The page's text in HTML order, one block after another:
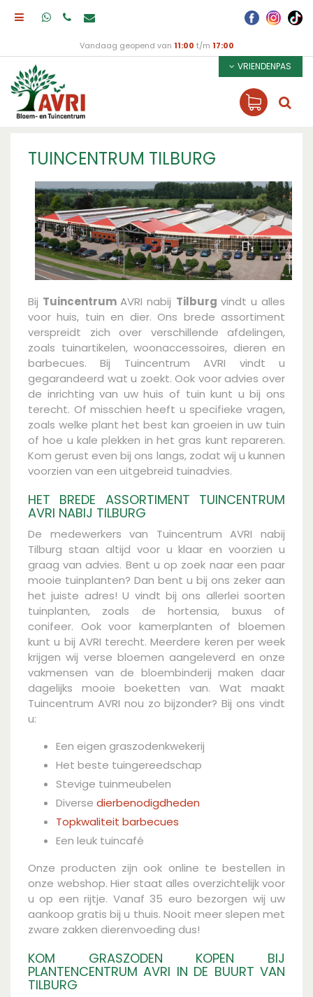
Vandaag geopend van 11:00 t/m 17:00
VRIENDENPAS
TUINCENTRUM TILBURG
Bij TuincentrumAVRI nabij Tilburg vindt u alles
voor huis, tuin en dier. Ons brede assortiment
verspreidt zich over verschillende afdelingen,
zoals tuinartikelen, woonaccessoires, dieren en
barbecues. Bij Tuincentrum AVRI vindt u
gegarandeerd wat u zoekt. Ook voor advies over
de inrichting van uw huis of tuin kunt u bij ons
terecht. Of misschien heeft u specifieke vragen,
zoals welke plant het best kan groeien in uw tuin
of hoe u kale plekken in het gras kunt repareren.
Kom gerust even bij ons langs, zodat wij u kunnen
voorzien van een uitgebreid tuinadvies.
HET BREDE ASSORTIMENT TUINCENTRUM
AVRI NABIJ TILBURG
De medewerkers van Tuincentrum AVRI nabij
Tilburg staan altijd voor u klaar en voorzien u
graag van advies. Bent u op zoek naar een paar
mooie tuinplanten? Dan bent u bij ons zeker aan
het juiste adres! U vindt bij ons allerlei soorten
tuinplanten, zoals de hortensia, buxus of
conifeer. Ook voor kamerplanten of bloemen
kunt u bij AVRI terecht. Meerdere keren per week
krijgen wij verse bloemen aangeleverd en onze
vakmensen van de bloembinderij maken daar
dagelijks mooie boeketten van. Wat maakt
Tuincentrum AVRI nou zo bijzonder? Bij ons vindt
u:
Een eigen graszodenkwekerij
Het beste tuingereedschap
Stevige tuinmeubelen
Diverse dierbenodigdheden
Topkwaliteit barbecues
Een leuk tuincafé
Onze producten zijn ook online te bestellen in
onze webshop. Hier staat alles overzichtelijk voor
u op een rijtje. Vanaf 35 euro bezorgen wij uw
aankoop gratis bij u thuis. Nooit meer slepen met
zware zakken dierenvoeding dus!
KOM GRASZODEN KOPEN BIJ
PLANTENCENTRUM AVRI IN DE BUURT VAN
TILBURG